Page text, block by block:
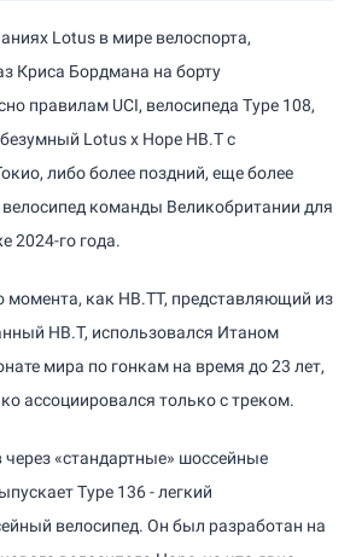
Lotus в мире велоспорта,
Криса Бордмана на борту
правилам UCI, велосипеда Type 108,
Lotus x Hope HB.T с
либо более поздний, еще более
команды Великобритании для
2024-го года.
момента, как HB.TT, представляющий из
HB.T, использовался Итаном
мира по гонкам на время до 23 лет,
ассоциировался только с треком.
через «стандартные» шоссейные
Type 136 - легкий
велосипед. Он был разработан на